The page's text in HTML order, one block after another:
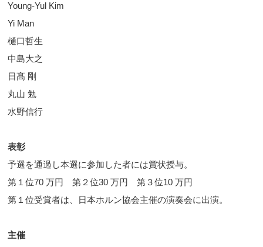
Young-Yul Kim
Yi Man
樋口哲生
中島大之
日髙 剛
丸山 勉
水野信行
表彰
予選を通過し本選に参加した者には賞状授与。
第１位70 万円 第２位30 万円 第３位10 万円
第１位受賞者は、日本ホルン協会主催の演奏会に出演。
主催